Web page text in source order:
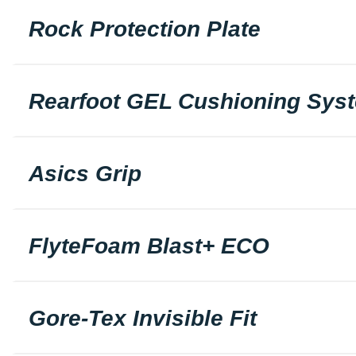
Rock Protection Plate
Rearfoot GEL Cushioning
Asics Grip
FlyteFoam Blast+ ECO
Gore-Tex Invisible Fit